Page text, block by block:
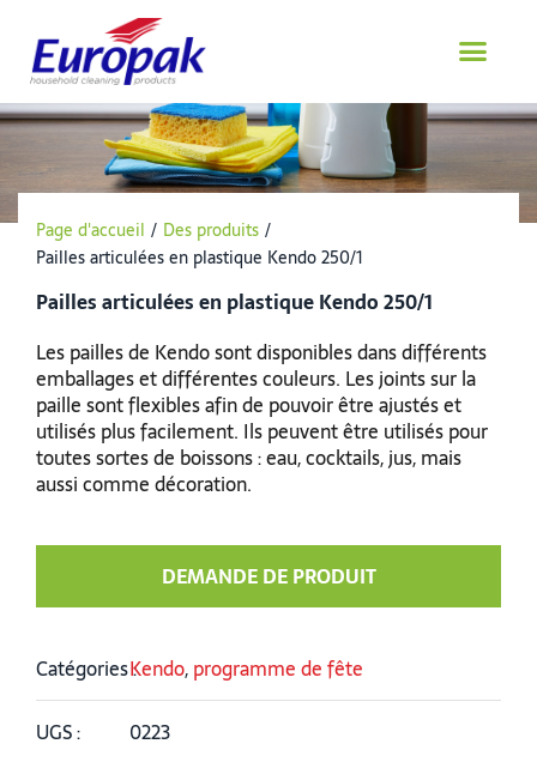
contenu
Page d'accueil / Des produits /
Pailles articulées en plastique Kendo 250/1
Pailles articulées en plastique Kendo 250/1
Les pailles de Kendo sont disponibles dans différents
emballages et différentes couleurs. Les joints sur la
paille sont flexibles afin de pouvoir être ajustés et
utilisés plus facilement. Ils peuvent être utilisés pour
toutes sortes de boissons : eau, cocktails, jus, mais
aussi comme décoration.
DEMANDE DE PRODUIT
Catégories :Kendo,programme de fête
UGS : 0223